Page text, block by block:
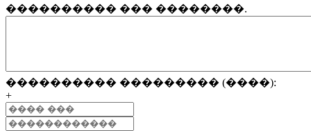
���������� ��� ��������.
���������� ��������� (����):
+